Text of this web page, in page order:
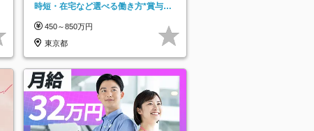
時短・在宅など選べる働き方*賞与年
450～850万円
東京都